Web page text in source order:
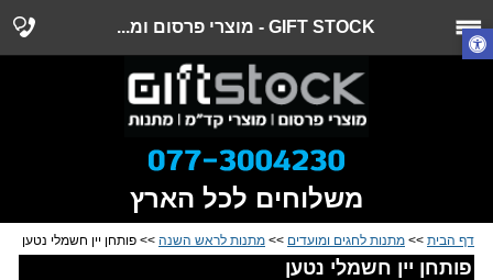
GIFT STOCK - מוצרי פרסום ומ...
משלוחים לכל הארץ
דף הבית >> מתנות לחגים ומועדים >> מתנות לראש השנה >> פותחן יין חשמלי נטען
פותחן יין חשמלי נטען